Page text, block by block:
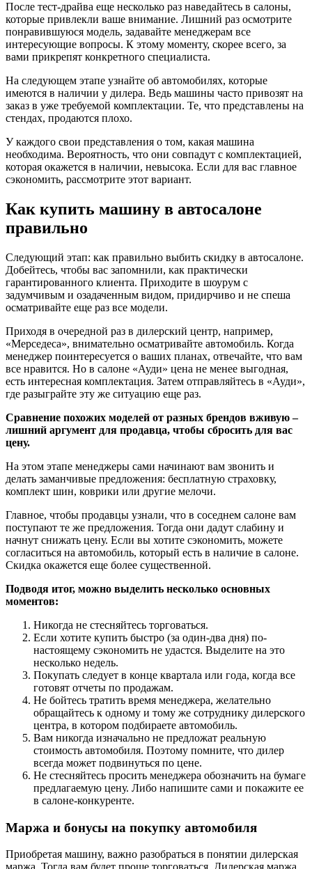
После тест-драйва еще несколько раз наведайтесь в салоны,
которые привлекли ваше внимание. Лишний раз осмотрите
понравившуюся модель, задавайте менеджерам все
интересующие вопросы. К этому моменту, скорее всего, за
вами прикрепят конкретного специалиста.
На следующем этапе узнайте об автомобилях, которые
имеются в наличии у дилера. Ведь машины часто привозят на
заказ в уже требуемой комплектации. Те, что представлены на
стендах, продаются плохо.
У каждого свои представления о том, какая машина
необходима. Вероятность, что они совпадут с комплектацией,
которая окажется в наличии, невысока. Если для вас главное
сэкономить, рассмотрите этот вариант.
Как купить машину в автосалоне
правильно
Следующий этап: как правильно выбить скидку в автосалоне.
Добейтесь, чтобы вас запомнили, как практически
гарантированного клиента. Приходите в шоурум с
задумчивым и озадаченным видом, придирчиво и не спеша
осматривайте еще раз все модели.
Приходя в очередной раз в дилерский центр, например,
«Мерседеса», внимательно осматривайте автомобиль. Когда
менеджер поинтересуется о ваших планах, отвечайте, что вам
все нравится. Но в салоне «Ауди» цена не менее выгодная,
есть интересная комплектация. Затем отправляйтесь в «Ауди»,
где разыграйте эту же ситуацию еще раз.
Сравнение похожих моделей от разных брендов вживую –
лишний аргумент для продавца, чтобы сбросить для вас
цену.
На этом этапе менеджеры сами начинают вам звонить и
делать заманчивые предложения: бесплатную страховку,
комплект шин, коврики или другие мелочи.
Главное, чтобы продавцы узнали, что в соседнем салоне вам
поступают те же предложения. Тогда они дадут слабину и
начнут снижать цену. Если вы хотите сэкономить, можете
согласиться на автомобиль, который есть в наличие в салоне.
Скидка окажется еще более существенной.
Подводя итог, можно выделить несколько основных
моментов:
Никогда не стесняйтесь торговаться.
Если хотите купить быстро (за один-два дня) по-
настоящему сэкономить не удастся. Выделите на это
несколько недель.
Покупать следует в конце квартала или года, когда все
готовят отчеты по продажам.
Не бойтесь тратить время менеджера, желательно
обращайтесь к одному и тому же сотруднику дилерского
центра, в котором подбираете автомобиль.
Вам никогда изначально не предложат реальную
стоимость автомобиля. Поэтому помните, что дилер
всегда может подвинуться по цене.
Не стесняйтесь просить менеджера обозначить на бумаге
предлагаемую цену. Либо напишите сами и покажите ее
в салоне-конкуренте.
Маржа и бонусы на покупку автомобиля
Приобретая машину, важно разобраться в понятии дилерская